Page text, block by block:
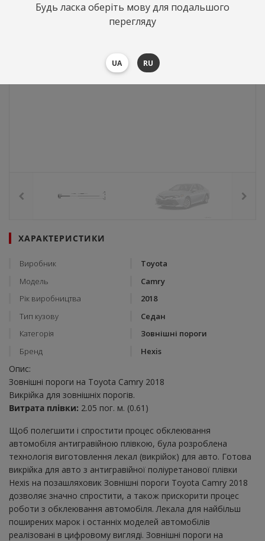
ХАРАКТЕРИСТИКИ
Виробник
Toyota
Модель
Camry
Рік виробництва
2018
Тип кузову
Седан
Категорія
Зовнішні пороги
Бренд
Hexis
Опис:
Зовнішні пороги на Toyota Camry 2018
Викрійка для зовнішніх порогів.
Витрата плівки: 2.05 пог. м. (0.61)
Щоб полегшити і спростити процес обклеювання
автомобіля антигравійною плівкою, була розроблена
технологія виготовлення лекал (викрійок) для авто. Готова
викрійка для авто з антигравійної поліуретанової плівки
Hexis на позашляховик Зовнішні пороги Toyota Camry 2018
дозволяє значно спростити, а також прискорити процес
роботи з обклеювання автомобіля. Лекала для найбільш
поширених марок і останніх моделей автомобілів
реалізовані в цифровому вигляді. Зовнішні пороги на
Будь ласка оберіть мову для подальшого
перегляду
UA RU